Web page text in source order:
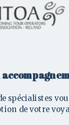
pas à
par
À
spécialistes
de votre